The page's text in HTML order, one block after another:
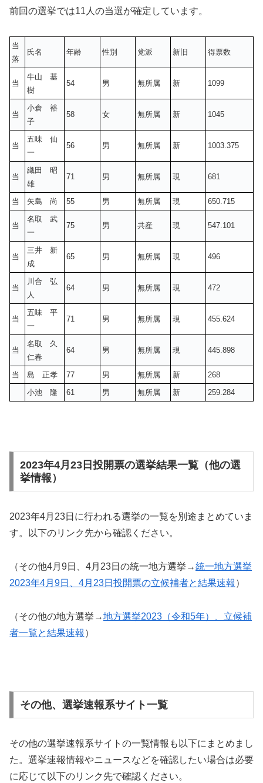
前回の選挙では11人の当選が確定しています。
当
落
氏名 年齢 性別 党派 新旧 得票数
当
牛山 基
樹
54 男 無所属 新 1099
当
小倉 裕
子
58 女 無所属 新 1045
当
五味 仙
一
56 男 無所属 新 1003.375
当
織田 昭
雄
71 男 無所属 現 681
当 矢島 尚 55 男 無所属 現 650.715
当
名取 武
一
75 男 共産 現 547.101
当
三井 新
成
65 男 無所属 現 496
当
川合 弘
人
64 男 無所属 現 472
当
五味 平
一
71 男 無所属 現 455.624
当
名取 久
仁春
64 男 無所属 現 445.898
当 島 正孝 77 男 無所属 新
268
小池 隆
61 男 無所属 新 259.284
2023年4月23日投開票の選挙結果一覧（他の選
挙情報）
2023年4月23日に行われる選挙の一覧を別途まとめていま
す。以下のリンク先から確認ください。
（その他4月9日、4月23日の統一地方選挙→統一地方選挙
2023年4月9日、4月23日投開票の立候補者と結果速報 ）
（その他の地方選挙→地方選挙2023（令和5年）、立候補
者一覧と結果速報 ）
その他、選挙速報系サイト一覧
その他の選挙速報系サイトの一覧情報も以下にまとめまし
た。選挙速報情報やニュースなどを確認したい場合は必要
に応じて以下のリンク先で確認ください。